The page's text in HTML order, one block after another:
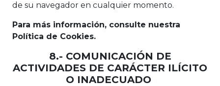
de su navegador en cualquier momento.
Para más información, consulte nuestra
Política de Cookies.
8.- COMUNICACIÓN DE
ACTIVIDADES DE CARÁCTER ILÍCITO
O INADECUADO